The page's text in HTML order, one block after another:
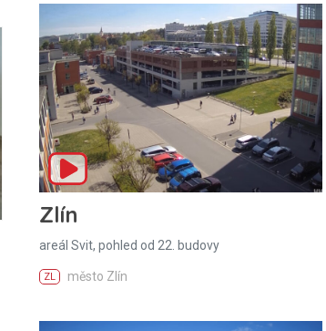
Zlín
areál Svit, pohled od 22. budovy
ZL město Zlín